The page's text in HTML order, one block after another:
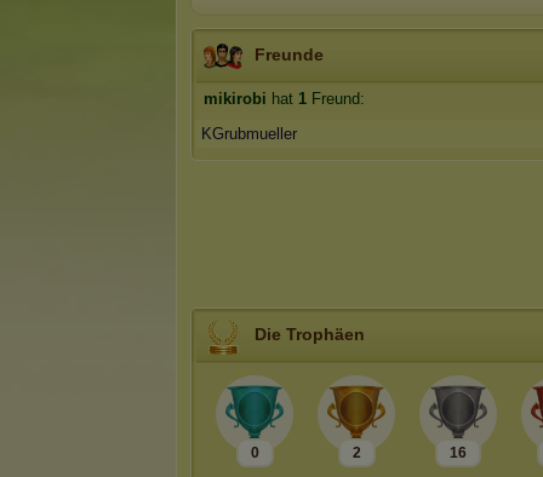
Freunde
mikirobi hat 1 Freund:
KGrubmueller
Die Trophäen
0 2 16